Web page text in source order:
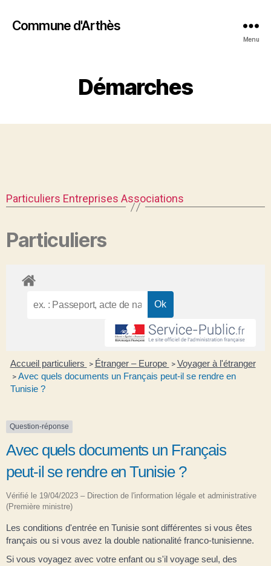
Commune d'Arthès
Menu
Démarches
Particuliers Entreprises Associations
Particuliers
Accueil particuliers > Étranger – Europe > Voyager à l'étranger
> Avec quels documents un Français peut-il se rendre en
Tunisie ?
Question-réponse
Avec quels documents un Français
peut-il se rendre en Tunisie ?
Vérifié le 19/04/2023 – Direction de l'information légale et administrative
(Première ministre)
Les conditions d'entrée en Tunisie sont différentes si vous êtes
français ou si vous avez la double nationalité franco-tunisienne.
Si vous voyagez avec votre enfant ou s'il voyage seul, des